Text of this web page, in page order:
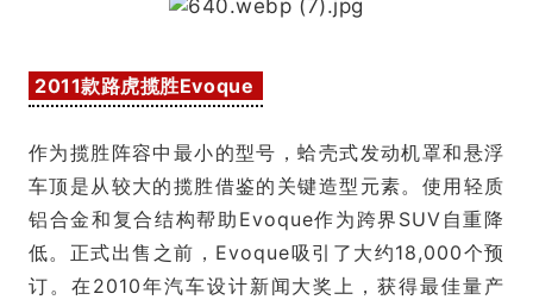
2011款路虎揽胜Evoque
作为揽胜阵容中最小的型号，蛤壳式发动机罩和悬浮
车顶是从较大的揽胜借鉴的关键造型元素。使用轻质
铝合金和复合结构帮助Evoque作为跨界SUV自重降
低。正式出售之前，Evoque吸引了大约18,000个预
订。在2010年汽车设计新闻大奖上，获得最佳量产